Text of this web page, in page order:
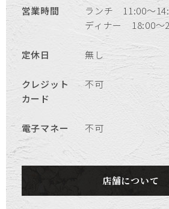
営業時間
ランチ 11:00～
ディナー 18:00～
定休日 無し
クレジット
カード
不可
電子マネー 不可
店舗について